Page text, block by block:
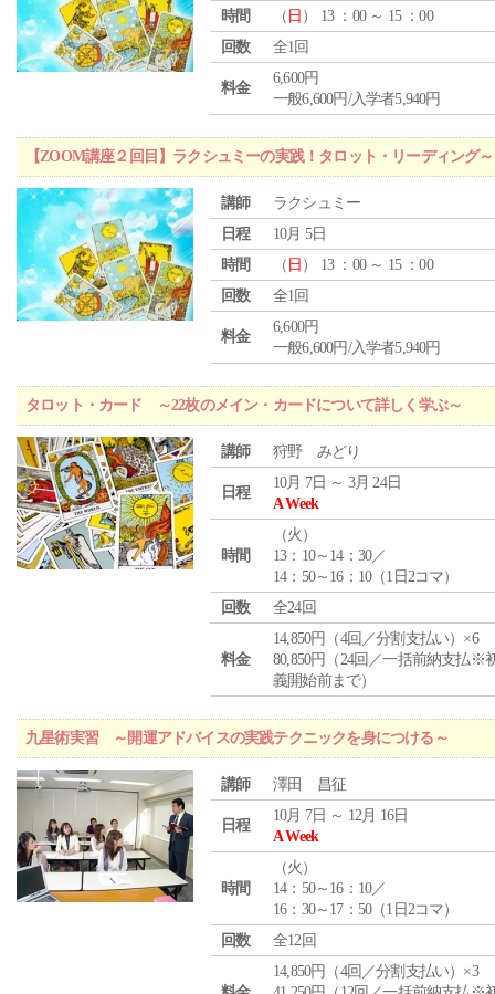
時間
（ 日 ） 13 ：00 ～ 15 ：00
回数
全1回
料金
6,600円
一般6,600円/入学者5,940円
【ZOOM講座２回目】ラクシュミーの実践！タロット・リーディング
講師
ラクシュミー
日程
10月 5日
時間
（ 日 ） 13 ：00 ～ 15 ：00
回数
全1回
料金
6,600円
一般6,600円/入学者5,940円
タロット・カード ～22枚のメイン・カードについて詳しく学ぶ～
講師 狩野 みどり
日程
10月 7日 ～ 3月 24日
A Week
時間
（火 ）
13：10～14：30／
14：50～16：10（1日2コマ）
回数
全24回
料金
14,850円（4回／分割支払い）×6
80,850円（24回／一括前納支払※
義開始前まで）
九星術実習 ～開運アドバイスの実践テクニックを身につける～
講師 澤田 昌征
日程
10月 7日 ～ 12月 16日
A Week
時間
（火 ）
14：50～16：10／
16：30～17：50（1日2コマ）
回数
全12回
14,850円（4回／分割支払い）×3